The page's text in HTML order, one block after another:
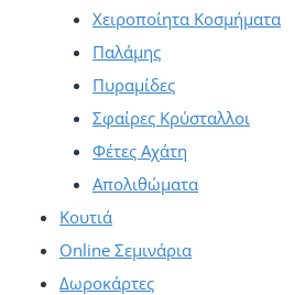
Χειροποίητα Κοσμήματα
Παλάμης
Πυραμίδες
Σφαίρες Κρύσταλλοι
Φέτες Αχάτη
Απολιθώματα
Κουτιά
Online Σεμινάρια
Δωροκάρτες